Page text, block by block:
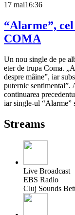
17 mai16:36
“Alarme”,
COMA
Un nou single de pe
eter de trupa Coma.
despre mâine”, iar
puternic sentimental”.
continuarea
iar single-ul “Alarme”
Streams
Live Broadcast
EBS Radio
Cluj Sounds